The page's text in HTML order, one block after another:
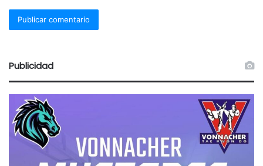
Publicidad